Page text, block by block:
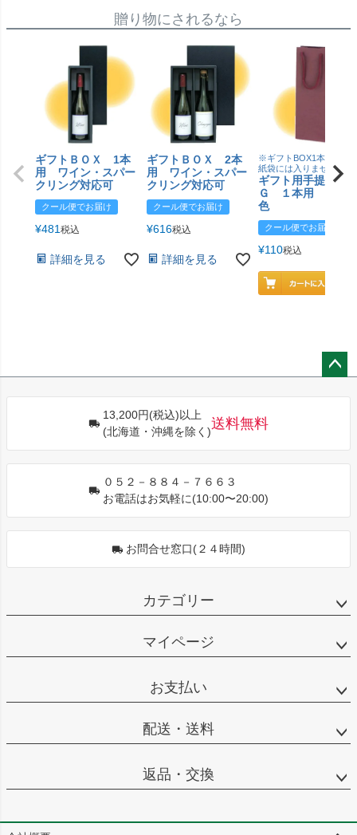
贈り物にされるなら
ギフトＢＯＸ 1本
用 ワイン・スパー
クリング対応可
クール便でお届け
¥481 税込
詳細を見る
ギフトＢＯＸ 2本
用 ワイン・スパー
クリング対応可
クール便でお届け
¥616税込
詳細を見る
※ギフトBOX1本用はこ
紙袋には入りません
ギフト用手提げＢ
Ｇ １本用 エン
色
クール便でお届け
¥110税込
13,200円(税込)以上
(北海道・沖縄を除く)
送料無料
０５２－８８４－７６６３
お電話はお気軽に(10:00〜20:00)
お問合せ窓口(２４時間)
カテゴリー
マイページ
お支払い
配送・送料
返品・交換